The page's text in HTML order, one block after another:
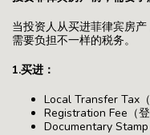
当投资人从买进菲律宾房
需要负担不一样的税务。
1.买进：
Local Transfer Tax
Registration Fee（
Documentary Stamp